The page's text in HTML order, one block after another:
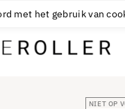
met het gebruik van
VANAF30€AANKOOP
NIET OP